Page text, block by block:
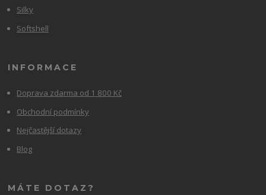
Silky
Softshell
INFORMACE
Doprava zdarma od 1 800 Kč
Obchodní podmínky
Nejčastější dotazy
Blog
MÁTE DOTAZ?